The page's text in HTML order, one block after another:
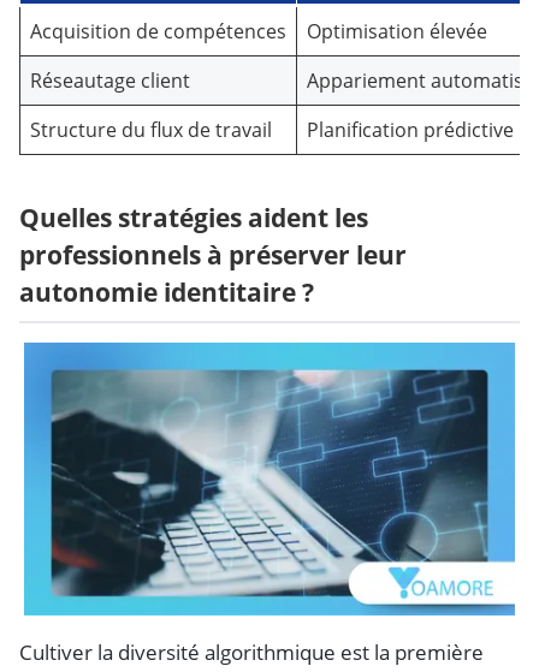
Acquisition de compétences
Optimisation élevée
Réseautage client
Appariement automatisé
Structure du flux de travail
Planification prédictive
Quelles stratégies aident les
professionnels à préserver leur
autonomie identitaire ?
Cultiver la diversité algorithmique est la première